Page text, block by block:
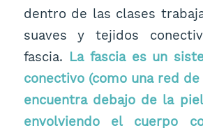
dentro de las clases
suaves y tejidos
fascia. La fascia es un
conectivo (como una red
encuentra debajo de la
envolviendo el cuerpo